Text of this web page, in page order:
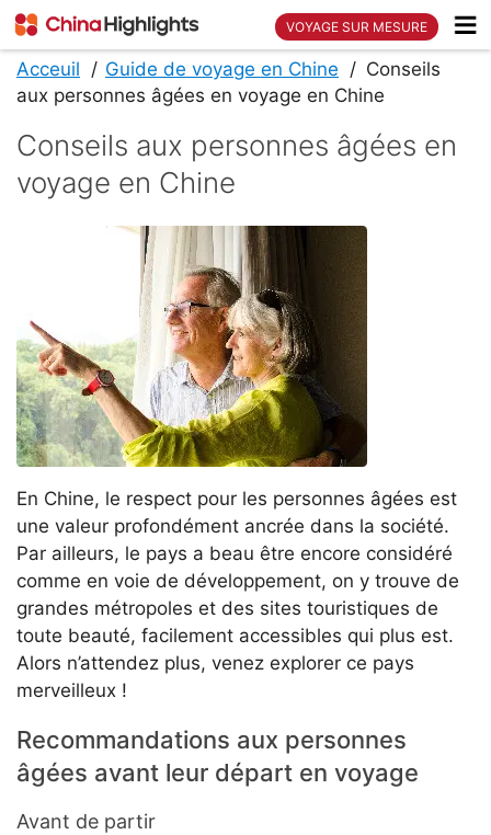
VOYAGE SUR MESURE
Acceuil Guide de voyage en Chine
Conseils
aux personnes âgées en voyage en Chine
Conseils aux personnes âgées en
voyage en Chine
En Chine, le respect pour les personnes âgées est
une valeur profondément ancrée dans la société.
Par ailleurs, le pays a beau être encore considéré
comme en voie de développement, on y trouve de
grandes métropoles et des sites touristiques de
toute beauté, facilement accessibles qui plus est.
Alors n’attendez plus, venez explorer ce pays
merveilleux !
Recommandations aux personnes
âgées avant leur départ en voyage
Avant de partir